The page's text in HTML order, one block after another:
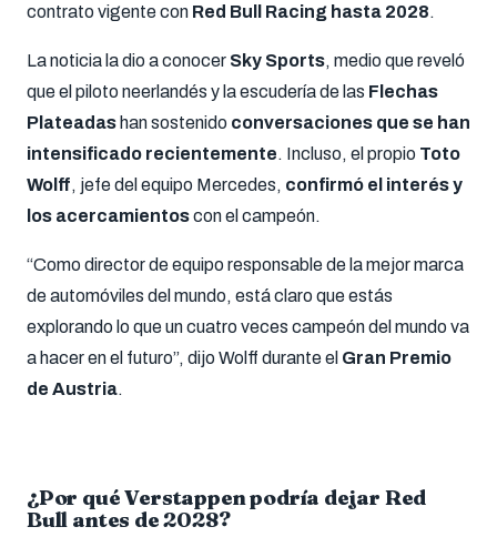
contrato vigente con Red Bull Racing hasta 2028.
La noticia la dio a conocer Sky Sports, medio que reveló
que el piloto neerlandés y la escudería de las Flechas
Plateadas han sostenido conversaciones que se han
intensificado recientemente. Incluso, el propio Toto
Wolff, jefe del equipo Mercedes, confirmó el interés y
los acercamientoscon el campeón.
“Como director de equipo responsable de la mejor marca
de automóviles del mundo, está claro que estás
explorando lo que un cuatro veces campeón del mundo va
a hacer en el futuro”, dijo Wolff durante el Gran Premio
de Austria.
¿Por qué Verstappen podría dejar Red
Bull antes de 2028?